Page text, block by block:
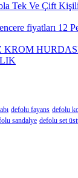
Tek Ve Çift
fiyatları 12
KROM
defolu fayans defolu
sandalye defolu set